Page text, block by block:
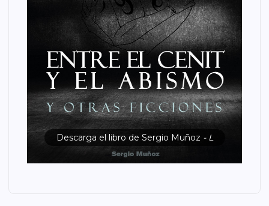
Descarga el libro de Sergio Muñoz - L